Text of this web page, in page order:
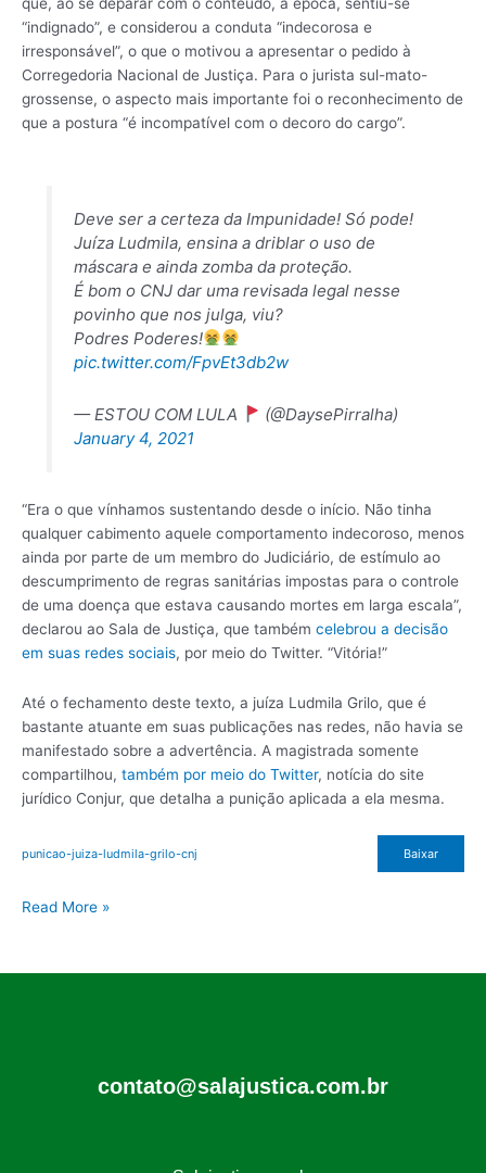
“indignado”, e considerou a conduta “indecorosa e
irresponsável”, o que o motivou a apresentar o pedido à
Corregedoria Nacional de Justiça. Para o jurista sul-mato-
grossense, o aspecto mais importante foi o reconhecimento de
que a postura “é incompatível com o decoro do cargo”.
Deve ser a certeza da Impunidade! Só pode!
Juíza Ludmila, ensina a driblar o uso de
máscara e ainda zomba da proteção.
É bom o CNJ dar uma revisada legal nesse
povinho que nos julga, viu?
Podres Poderes!
pic.twitter.com/FpvEt3db2w
— ESTOU COM LULA
(@DaysePirralha)
January 4, 2021
“Era o que vínhamos sustentando desde o início. Não tinha
qualquer cabimento aquele comportamento indecoroso, menos
ainda por parte de um membro do Judiciário, de estímulo ao
descumprimento de regras sanitárias impostas para o controle
de uma doença que estava causando mortes em larga escala”,
declarou ao Sala de Justiça, que também celebrou a decisão
em suas redes sociais, por meio do Twitter. “Vitória!”
Até o fechamento deste texto, a juíza Ludmila Grilo, que é
bastante atuante em suas publicações nas redes, não havia se
manifestado sobre a advertência. A magistrada somente
compartilhou, também por meio do Twitter, notícia do site
jurídico Conjur, que detalha a punição aplicada a ela mesma.
punicao-juiza-ludmila-grilo-cnj Baixar
Read More »
contato@salajustica.com.br